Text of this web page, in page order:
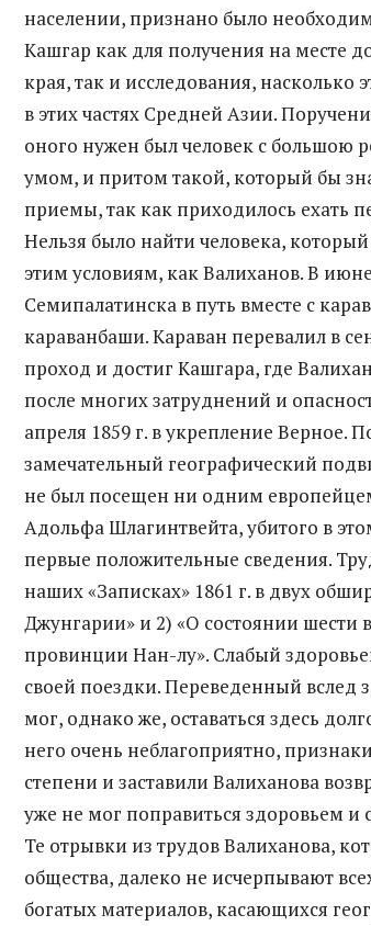
населении, признано было
Кашгар как для получения на месте
края, так и исследования, насколько
в этих частях Средней Азии.
оного нужен был человек с большою
умом, и притом такой, который бы
приемы, так как приходилось ехать
Нельзя было найти человека,
этим условиям, как Валиханов. В
Семипалатинска в путь вместе с
караванбаши. Караван перевалил в
проход и достиг Кашгара, где
после многих затруднений и
апреля 1859 г. в укрепление Верное.
замечательный географический
не был посещен ни одним
Адольфа Шлагинтвейта, убитого в
первые положительные сведения.
наших «Записках» 1861 г. в двух
Джунгарии» и 2) «О состоянии шести
провинции Нан-лу». Слабый
своей поездки. Переведенный вслед
мог, однако же, оставаться здесь
него очень неблагоприятно,
степени и заставили Валиханова
уже не мог поправиться здоровьем и
Те отрывки из трудов Валиханова,
общества, далеко не исчерпывают
богатых материалов, касающихся